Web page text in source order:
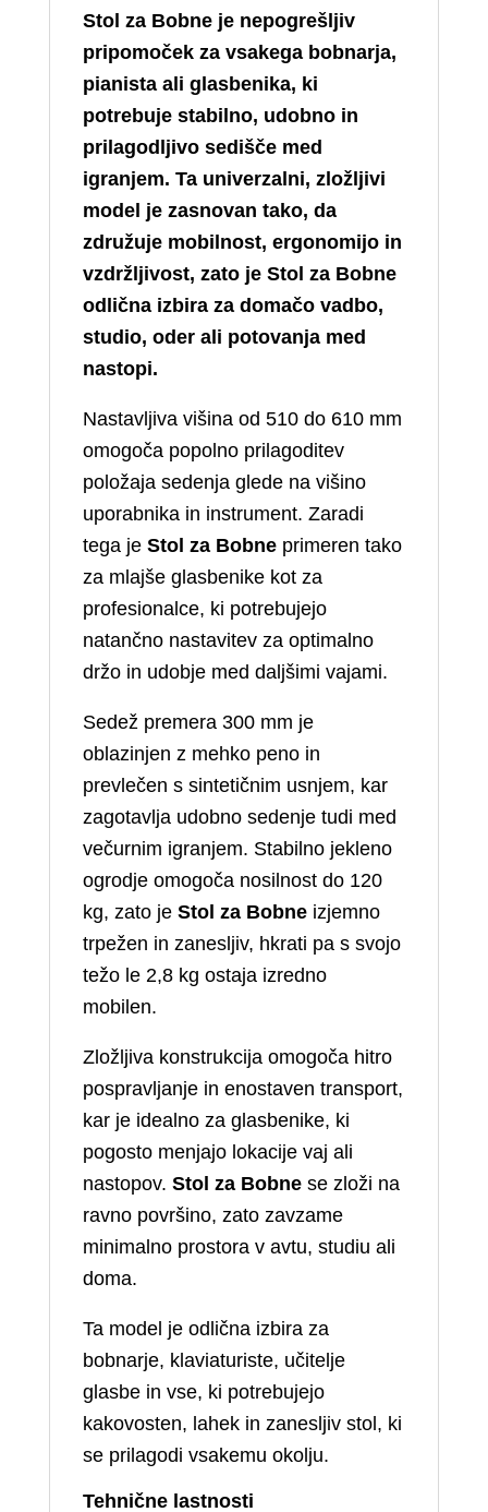
Stol za Bobne je nepogrešljiv
pripomoček za vsakega bobnarja,
pianista ali glasbenika, ki
potrebuje stabilno, udobno in
prilagodljivo sedišče med
igranjem. Ta univerzalni, zložljivi
model je zasnovan tako, da
združuje mobilnost, ergonomijo in
vzdržljivost, zato je Stol za Bobne
odlična izbira za domačo vadbo,
studio, oder ali potovanja med
nastopi.
Nastavljiva višina od 510 do 610 mm
omogoča popolno prilagoditev
položaja sedenja glede na višino
uporabnika in instrument. Zaradi
tega je Stol za Bobneprimeren tako
za mlajše glasbenike kot za
profesionalce, ki potrebujejo
natančno nastavitev za optimalno
držo in udobje med daljšimi vajami.
Sedež premera 300 mm je
oblazinjen z mehko peno in
prevlečen s sintetičnim usnjem, kar
zagotavlja udobno sedenje tudi med
večurnim igranjem. Stabilno jekleno
ogrodje omogoča nosilnost do 120
kg, zato je Stol za Bobneizjemno
trpežen in zanesljiv, hkrati pa s svojo
težo le 2,8 kg ostaja izredno
mobilen.
Zložljiva konstrukcija omogoča hitro
pospravljanje in enostaven transport,
kar je idealno za glasbenike, ki
pogosto menjajo lokacije vaj ali
nastopov. Stol za Bobnese zloži na
ravno površino, zato zavzame
minimalno prostora v avtu, studiu ali
doma.
Ta model je odlična izbira za
bobnarje, klaviaturiste, učitelje
glasbe in vse, ki potrebujejo
kakovosten, lahek in zanesljiv stol, ki
se prilagodi vsakemu okolju.
Tehnične lastnosti